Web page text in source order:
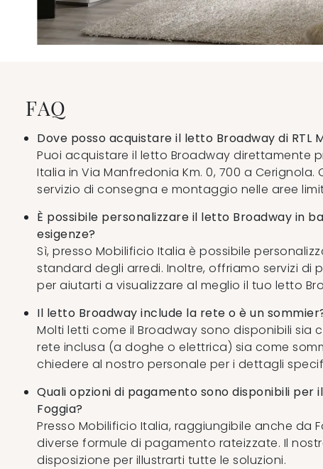
FAQ
Dove posso acquistare il letto Broadway di RTL
Puoi acquistare il letto Broadway direttamente
Italia in Via Manfredonia Km. 0, 700 a Cerignola.
servizio di consegna e montaggio nelle aree
È possibile personalizzare il letto Broadway in
esigenze?
Sì, presso Mobilificio Italia è possibile
standard degli arredi. Inoltre, offriamo servizi di
per aiutarti a visualizzare al meglio il tuo letto
Il letto Broadway include la rete o è un
Molti letti come il Broadway sono disponibili sia
rete inclusa (a doghe o elettrica) sia come
chiedere al nostro personale per i dettagli
Quali opzioni di pagamento sono disponibili per
Foggia?
Presso Mobilificio Italia, raggiungibile anche da
diverse formule di pagamento rateizzate. Il
disposizione per illustrarti tutte le soluzioni.